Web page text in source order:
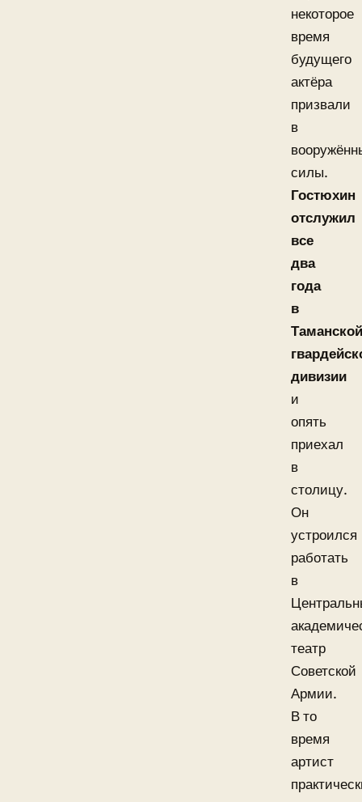
некоторое
время
будущего
актёра
призвали
в
силы.
Гостюхин
отслужил
все
два
года
в
Таманской
дивизии
и
опять
приехал
в
столицу.
Он
устроился
работать
в
театр
Советской
Армии.
В то
время
артист